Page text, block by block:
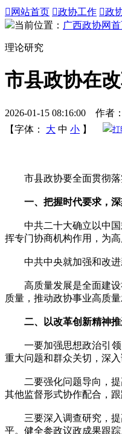
 网站首页 政协工作 政
当前位置： 广西政协网
理论研究
市县政协在
2026-01-15 08:16:00 作
【字体：
大 中 小 】 打
市县政协要全面贯彻落实
一、把握时代要求，深
中共二十大确立以中国
挥专门协商机构作用，为高
中共中央就加强和改进新
高质量发展是全面建设
质量，推动政协事业高质量
二、以改革创新精神推
一要加强思想政治引领，
重大问题和群众关切，深
二要强化问题导向，提
其他监督形式协作配合，
三要深入调查研究，提
平。健全参政议政成果跟踪